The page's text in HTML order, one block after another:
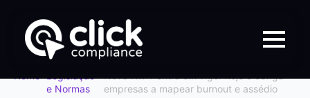
e Normas
empresas a mapear burnout e assédio